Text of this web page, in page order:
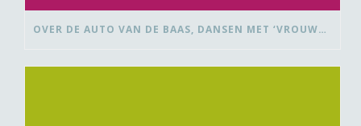
OVER DE AUTO VAN DE BAAS, DANSEN MET ‘VROUWEN VAN’ EN BEDANK-BLOMMEN